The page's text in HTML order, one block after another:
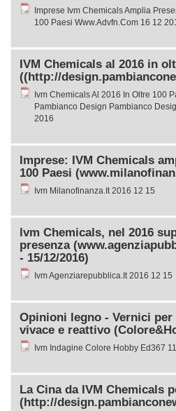
Imprese Ivm Chemicals Amplia
100 Paesi Www.Advfn.Com 16 12
IVM Chemicals al 2016 in
((http://
Ivm Chemicals Al 2016 In Oltre 100
Pambianco Design Pambianco
2016
Imprese: IVM Chemicals
100 Paesi
Ivm Milanofinanza.It 2016 12 15
lvm Chemicals, nel 2016
presenza
- 15/12/2016)
Ivm Agenziarepubblica.It 2016 12 15
Opinioni legno - Vernici
vivace e reattivo
Ivm Indagine Colore Hobby Ed367
La Cina da IVM Chemicals
(http://